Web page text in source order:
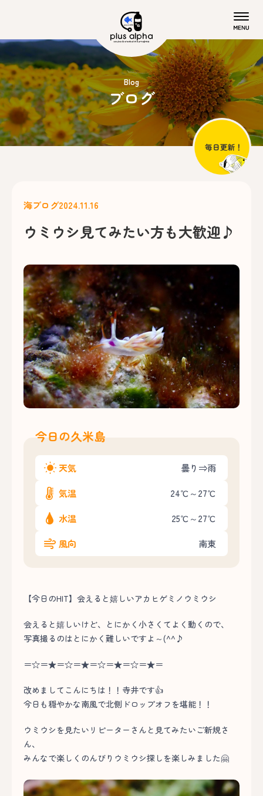
Blog
ブログ
海ブログ2024.11.16
ウミウシ見てみたい方も大歓迎♪
今日の久米島
天気 曇り⇒雨
気温 24℃～27℃
水温 25℃～27℃
風向 南東
【今日のHIT】会えると嬉しいアカヒゲミノウミウシ
会えると嬉しいけど、とにかく小さくてよく動くので、
写真撮るのはとにかく難しいですよ～(^^♪
＝☆＝★＝☆＝★＝☆＝★＝☆＝★＝
改めましてこんにちは！！寺井です👍
今日も穏やかな南風で北側ドロップオフを堪能！！
ウミウシを見たいリピーターさんと見てみたいご新規さ
ん、
みんなで楽しくのんびりウミウシ探しを楽しみました🤗